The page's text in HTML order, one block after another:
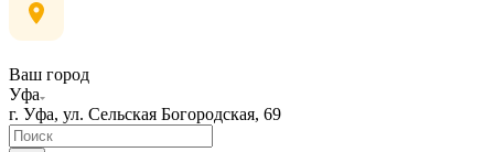
Ваш город
Уфа
г. Уфа, ул. Сельская Богородская, 69